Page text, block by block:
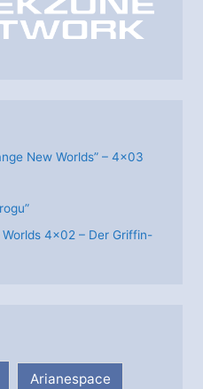
New Worlds” – 4×03
4×02 – Der Griffin-
Arianespace